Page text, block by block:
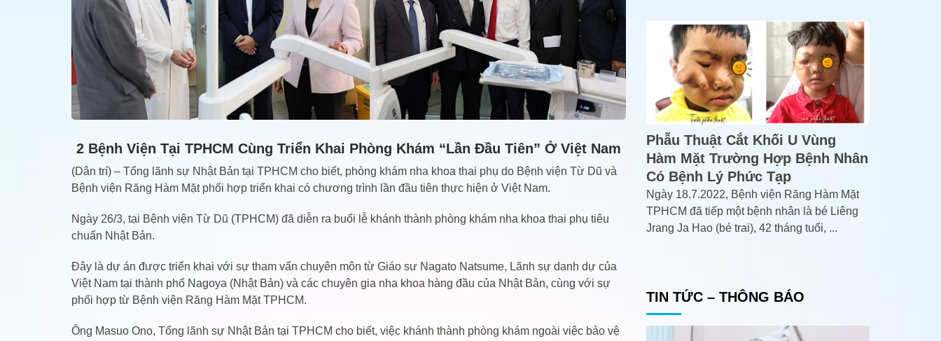
2 Bệnh Viện Tại TPHCM Cùng Triển Khai Phòng Khám “lần Đầu Tiên” Ở Việt Nam
(Dân trí) – Tổng lãnh sự Nhật Bản tại TPHCM cho biết, phòng khám nha khoa thai phụ do Bệnh viện Từ Dũ và
Bệnh viện Răng Hàm Mặt phối hợp triển khai có chương trình lần đầu tiên thực hiện ở Việt Nam.
Ngày 26/3, tại Bệnh viện Từ Dũ (TPHCM) đã diễn ra buổi lễ khánh thành phòng khám nha khoa thai phụ tiêu
chuẩn Nhật Bản.
Đây là dự án được triển khai với sự tham vấn chuyên môn từ Giáo sư Nagato Natsume, Lãnh sự danh dự của
Việt Nam tại thành phố Nagoya (Nhật Bản) và các chuyên gia nha khoa hàng đầu của Nhật Bản, cùng với sự
phối hợp từ Bệnh viện Răng Hàm Mặt TPHCM.
Ông Masuo Ono, Tổng lãnh sự Nhật Bản tại TPHCM cho biết, việc khánh thành phòng khám ngoài việc bảo vệ
Phẫu Thuật Cắt Khối U Vùng
Hàm Mặt Trường Hợp Bệnh Nhân
Có Bệnh Lý Phức Tạp
Ngày 18.7.2022, Bệnh viện Răng Hàm Mặt
TPHCM đã tiếp một bệnh nhân là bé Liêng
Jrang Ja Hao (bé trai), 42 tháng tuổi, ...
TIN TỨC – THÔNG BÁO